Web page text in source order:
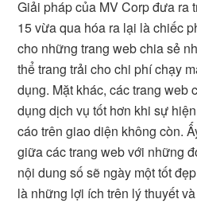
Giải pháp của MV Corp đưa ra
15 vừa qua hóa ra lại là chiếc
cho những trang web chia sẻ
thể trang trải cho chi phí chạy
dụng. Mặt khác, các trang web
dụng dịch vụ tốt hơn khi sự
cáo trên giao diện không còn.
giữa các trang web với những
nội dung số sẽ ngày một tốt
là những lợi ích trên lý thuyết